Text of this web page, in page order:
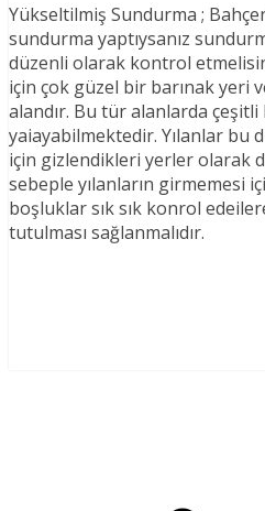
Yükseltilmiş Sundurma ;
sundurma yaptıysanız
düzenli olarak kontrol
için çok güzel bir barınak yeri
alandır. Bu tür alanlarda
yaiayabilmektedir. Yılanlar bu
için gizlendikleri yerler olarak
sebeple yılanların girmemesi
boşluklar sık sık konrol
tutulması sağlanmalıdır.